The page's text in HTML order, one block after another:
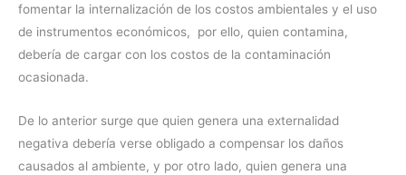
fomentar la internalización de los costos ambientales y el uso
de instrumentos económicos, por ello, quien contamina,
debería de cargar con los costos de la contaminación
ocasionada.
De lo anterior surge que quien genera una externalidad
negativa debería verse obligado a compensar los daños
causados al ambiente, y por otro lado, quien genera una